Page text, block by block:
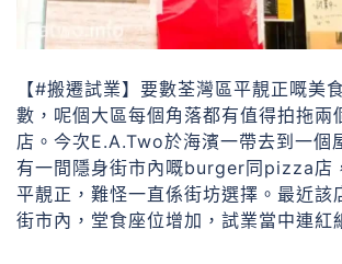
【#搬遷試業】要數荃灣區平靚正嘅美
數，呢個大區每個角落都有值得拍拖兩
店。今次E.A.Two於海濱一帶去到一個
有一間隱身街市內嘅burger同pizza店
平靚正，難怪一直係街坊選擇。最近該
街市內，堂食座位增加，試業當中連紅